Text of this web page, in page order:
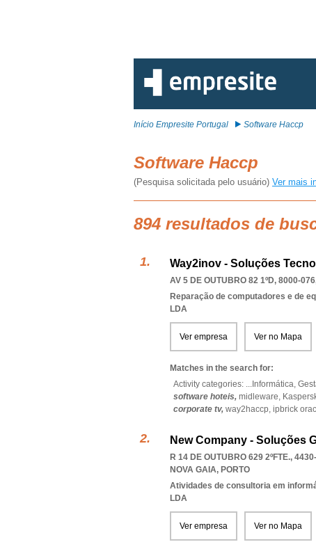
Início Empresite Portugal Software Haccp
Software Haccp
(Pesquisa solicitada pelo usuário) Ver mais
894 resultados de
Way2inov - Soluções
AV 5 DE OUTUBRO 82 1ºD, 8000-076
Reparação de computadores e de
LDA
Ver empresa Ver no Mapa
Matches in the search for:
Activity categories: ... Informática,
software hoteis, midleware,
corporate tv, way2haccp, ipbrick
New Company - Soluções
R 14 DE OUTUBRO 629 2ºFTE.,
NOVA GAIA, PORTO
Atividades de consultoria em
LDA
Ver empresa Ver no Mapa